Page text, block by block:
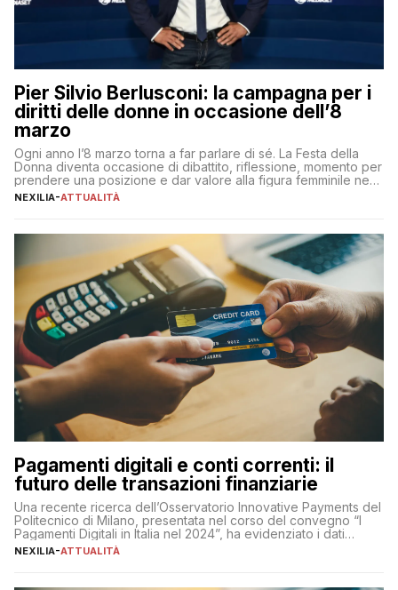
Pier Silvio Berlusconi: la campagna per i
diritti delle donne in occasione dell’8
marzo
Ogni anno l’8 marzo torna a far parlare di sé. La Festa della
Donna diventa occasione di dibattito, riflessione, momento per
prendere una posizione e dar valore alla figura femminile nella
sua complessità e crucialità. A lanciare un messaggio “forte e
NEXILIA-ATTUALITÀ
Pagamenti digitali e conti correnti: il
futuro delle transazioni finanziarie
Una recente ricerca dell’Osservatorio Innovative Payments del
Politecnico di Milano, presentata nel corso del convegno “I
Pagamenti Digitali in Italia nel 2024”, ha evidenziato i dati
definitivi del primo semestre 2024 relativamente alle
NEXILIA-ATTUALITÀ